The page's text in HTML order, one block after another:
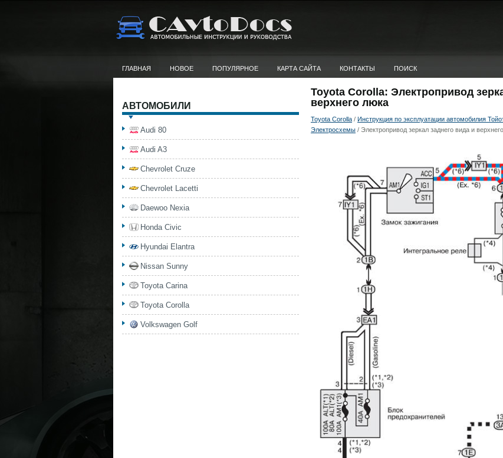
ГЛАВНАЯ НОВОЕ ПОПУЛЯРНОЕ КАРТА САЙТА КОНТАКТЫ ПОИСК
Toyota Corolla: Электропривод
верхнего люка
Toyota Corolla / Инструкция по эксплуатации автомобилия
Электросхемы / Электропривод зеркал заднего вида и
АВТОМОБИЛИ
Audi 80
Audi A3
Chevrolet Cruze
Chevrolet Lacetti
Daewoo Nexia
Honda Civic
Hyundai Elantra
Nissan Sunny
Toyota Carina
Toyota Corolla
Volkswagen Golf